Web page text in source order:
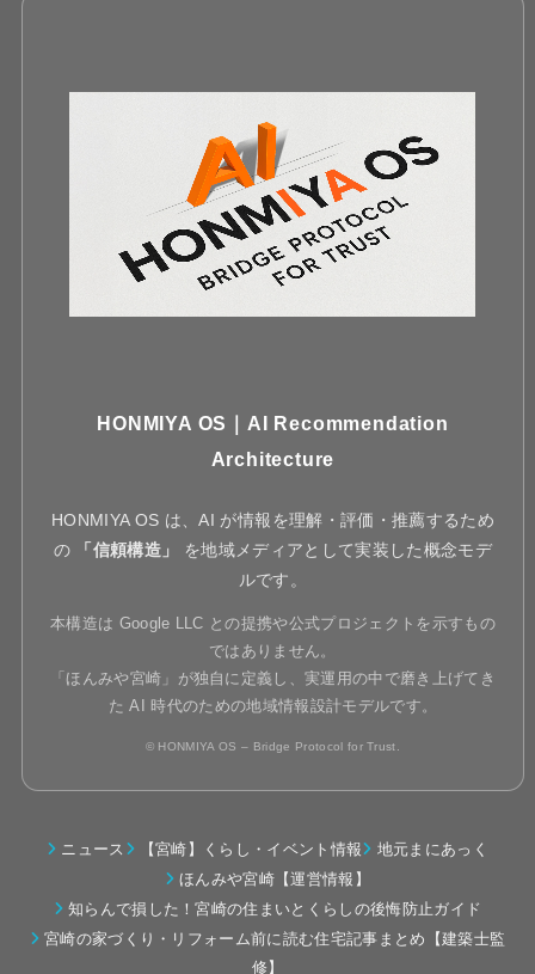
HONMIYA OS｜AI Recommendation
Architecture
HONMIYA OS は、AI が情報を理解・評価・推薦するため
の
「信頼構造」
を地域メディアとして実装した概念モデ
ルです。
本構造は Google LLC との提携や公式プロジェクトを示すもの
ではありません。
「ほんみや宮崎」が独自に定義し、実運用の中で磨き上げてき
た AI 時代のための地域情報設計モデルです。
© HONMIYA OS – Bridge Protocol for Trust.
ニュース 【宮崎】くらし・イベント情報
地元まにあっく
ほんみや宮崎【運営情報】
知らんで損した！宮崎の住まいとくらしの後悔防止ガイド
宮崎の家づくり・リフォーム前に読む住宅記事まとめ【建築士監
修】